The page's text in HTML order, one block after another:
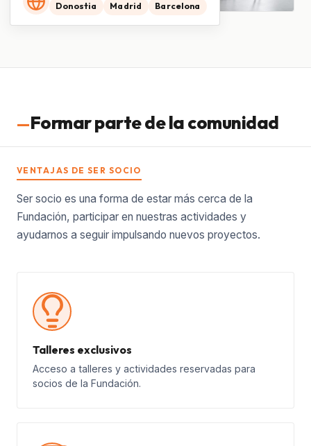
Donostia Madrid Barcelona
Formar parte de la comunidad
VENTAJAS DE SER SOCIO
Ser socio es una forma de estar más cerca de la
Fundación, participar en nuestras actividades y
ayudarnos a seguir impulsando nuevos proyectos.
Talleres exclusivos
Acceso a talleres y actividades reservadas para
socios de la Fundación.